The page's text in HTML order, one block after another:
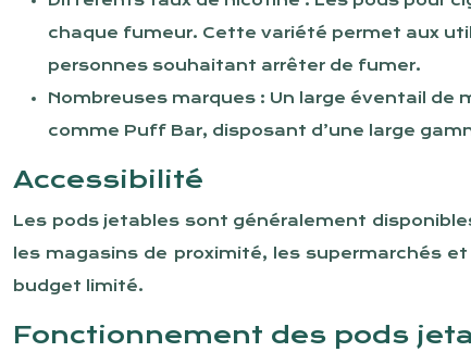
chaque fumeur. Cette variété permet aux
personnes souhaitant arrêter de fumer.
Nombreuses marques : Un large éventail
comme Puff Bar, disposant d’une large
Accessibilité
Les pods jetables sont généralement
les magasins de proximité, les supermarchés
budget limité.
Fonctionnement des pods